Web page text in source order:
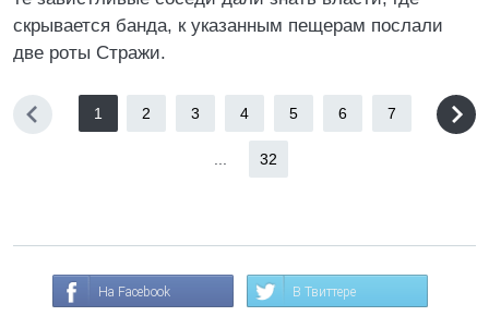
скрывается банда, к указанным пещерам послали
две роты Стражи.
1 2 3 4 5 6 7
32
На Facebook В Твиттере